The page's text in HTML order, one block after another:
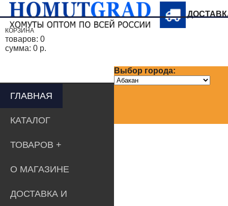
Выбор города:
КОРЗИНА
товаров: 0
сумма: 0 р.
ГЛАВНАЯ
КАТАЛОГ
ТОВАРОВ
О МАГАЗИНЕ
ДОСТАВКА И